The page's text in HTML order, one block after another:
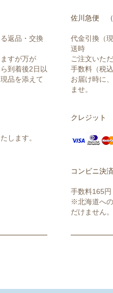
返品・交換
すが万が
到着後2日以
品を添えて
します。
佐川急便 （
代金引換（
送時
ご注文いた
手数料（税
お届け時に
ませ。
クレジット
コンビニ決済
手数料165円
※北海道へ
だけません。